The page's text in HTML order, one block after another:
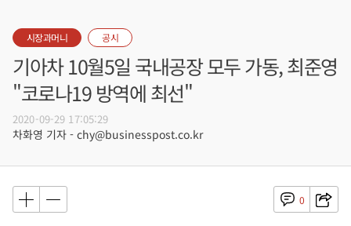
시장과머니 공시
기아차 10월5일 국내공장 모두 가동, 최준영
"코로나19 방역에 최선"
2020-09-29 17:05:29
차화영 기자 - chy@businesspost.co.kr
0